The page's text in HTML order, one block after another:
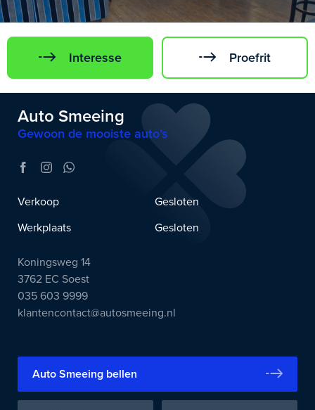
Interesse Proefrit
Auto Smeeing
Gewoon de mooiste auto’s
Verkoop
Gesloten
Werkplaats
Gesloten
Koningsweg 14
3762 EC Soest
035 603 9999
klantencontact@autosmeeing.nl
Auto Smeeing bellen